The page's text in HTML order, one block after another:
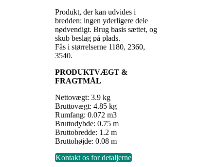
Produkt, der kan udvides i
bredden; ingen yderligere dele
nødvendigt. Brug basis sættet, og
skub beslag på plads.
Fås i størrelserne 1180, 2360,
3540.
PRODUKTVÆGT &
FRAGTMÅL
Nettovægt: 3.9 kg
Bruttovægt: 4.85 kg
Rumfang: 0.072 m3
Bruttodybde: 0.75 m
Bruttobredde: 1.2 m
Bruttohøjde: 0.08 m
Kontakt os for detaljerne